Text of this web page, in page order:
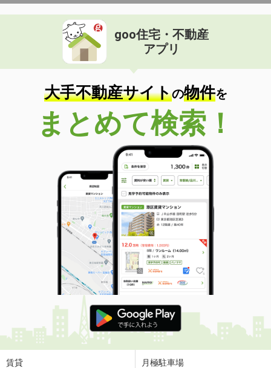
goo住宅・不動産
アプリ
大手不動産サイトの物件を
まとめて検索！
賃貸 月極駐車場